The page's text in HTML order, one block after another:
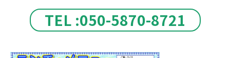
TEL :050-5870-8721